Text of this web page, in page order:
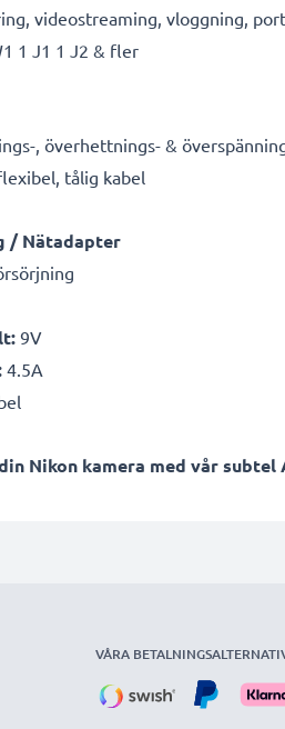
videostreaming, vloggning,
1 J1 1 J2 & fler
, överhettnings- &
tålig kabel
/ Nätadapter
9V
4.5A
Nikon kamera med vår subtel
VÅRA